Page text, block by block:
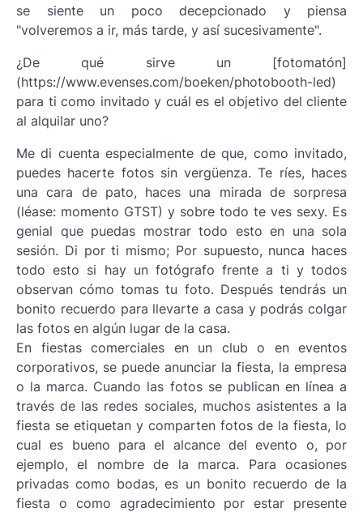
se siente un poco decepcionado y piensa
"volveremos a ir, más tarde, y así sucesivamente".
¿De qué sirve un [fotomatón]
(https://www.evenses.com/boeken/photobooth-led)
para ti como invitado y cuál es el objetivo del cliente
al alquilar uno?
Me di cuenta especialmente de que, como invitado,
puedes hacerte fotos sin vergüenza. Te ríes, haces
una cara de pato, haces una mirada de sorpresa
(léase: momento GTST) y sobre todo te ves sexy. Es
genial que puedas mostrar todo esto en una sola
sesión. Di por ti mismo; Por supuesto, nunca haces
todo esto si hay un fotógrafo frente a ti y todos
observan cómo tomas tu foto. Después tendrás un
bonito recuerdo para llevarte a casa y podrás colgar
las fotos en algún lugar de la casa.
En fiestas comerciales en un club o en eventos
corporativos, se puede anunciar la fiesta, la empresa
o la marca. Cuando las fotos se publican en línea a
través de las redes sociales, muchos asistentes a la
fiesta se etiquetan y comparten fotos de la fiesta, lo
cual es bueno para el alcance del evento o, por
ejemplo, el nombre de la marca. Para ocasiones
privadas como bodas, es un bonito recuerdo de la
fiesta o como agradecimiento por estar presente